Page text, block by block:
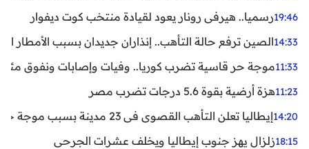
19:46رسميا.. هيرفي رونار يعود لقيادة منتخب كوت ديفوار
14:33الصين ترفع حالة التأهب.. إنذاران جديدان بسبب الأمطار
11:33موجة حر قاسية تضرب كوريا.. وفيات وإصابات ونفوق مئات
11:23هزة أرضية بقوة 5.6 درجات تضرب مصر
14:20إيطاليا تعلن التأهب القصوى في 23 مدينة بسبب موجة حر شديدة
18:15زلزال يهز جنوب إيطاليا ويخلف عشرات الجرحى